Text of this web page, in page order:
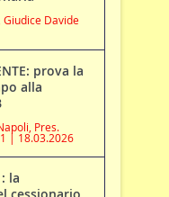
Davide
prova la
alla
Pres.
| 18.03.2026
la